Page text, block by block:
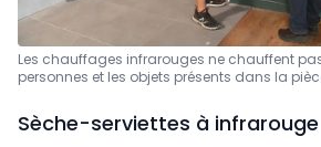
Les chauffages infrarouges ne chauffent
personnes et les objets présents dans la
Sèche-serviettes à infrarouge